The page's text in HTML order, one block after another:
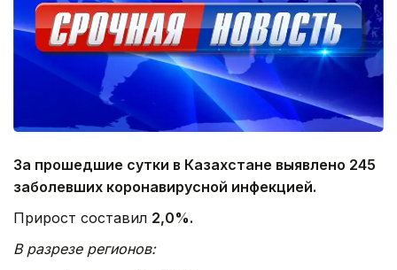
За прошедшие сутки в Казахстане выявлено 245
заболевших коронавирусной инфекцией.
Прирост составил 2,0%.
В разрезе регионов: